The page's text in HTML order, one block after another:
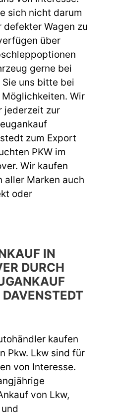
sich nicht darum
defekter Wagen zu
über
gerne bei
Sie uns bitte bei
Wir
jederzeit zur
zum Export
PKW im
Wir kaufen
aller Marken auch
oder
IN
DURCH
kaufen
Pkw. Lkw sind für
von Interesse.
von Lkw,